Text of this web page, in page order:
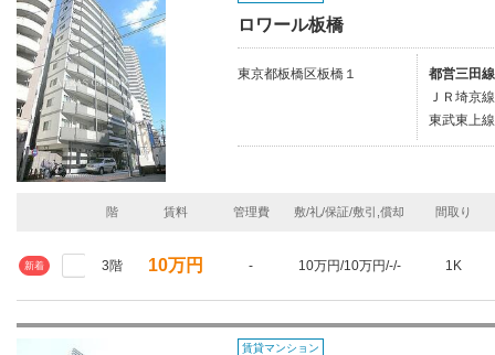
ロワール板橋
東京都板橋区板橋１
都営三田
ＪＲ埼京
東武東上
階 賃料 管理費 敷/礼/保証/敷引,償却 間取り
新着 3階 10万円 - 10万円/10万円/-/- 1K
賃貸マンション